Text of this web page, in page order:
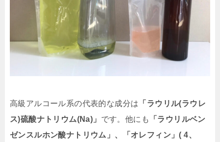
高級アルコール系の代表的な成分は 「ラウリル(ラウレ
ス)硫酸ナトリウム(Na)」 です。 他にも
「ラウリルベン
ゼンスルホン酸ナトリウム」、「オレフィン」( 4、